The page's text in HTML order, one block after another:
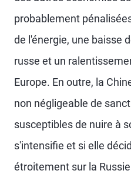
probablement
de l'énergie, une baisse
russe et un
Europe. En outre, la
non négligeable de
susceptibles de nuire à
s'intensifie et si elle
étroitement sur la